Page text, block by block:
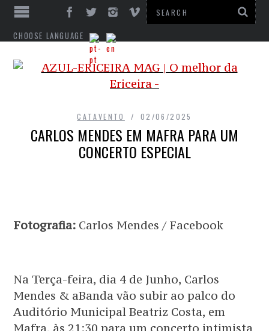
CHOOSE LANGUAGE
CATAVENTO 02/06/2025
CARLOS MENDES EM MAFRA PARA UM
CONCERTO ESPECIAL
Fotografia: Carlos Mendes / Facebook
Na Terça-feira, dia 4 de Junho, Carlos
Mendes & aBanda vão subir ao palco do
Auditório Municipal Beatriz Costa, em
Mafra, às 21:30 para um concerto intimista